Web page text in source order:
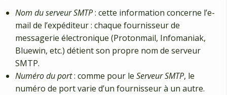
Nom du serveur SMTP: cette information concerne l’e-
mail de l’expéditeur : chaque fournisseur de
messagerie électronique (Protonmail, Infomaniak,
Bluewin, etc.) détient son propre nom de serveur
SMTP.
Numéro du port: comme pour le Serveur SMTP, le
numéro de port varie d’un fournisseur à un autre.